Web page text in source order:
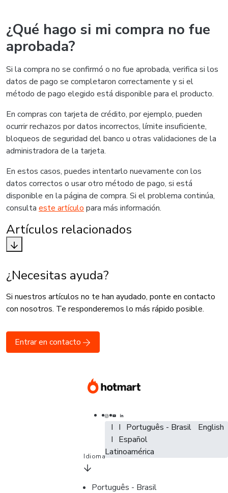
¿Qué hago si mi compra no fue
aprobada?
Si la compra no se confirmó o no fue aprobada, verifica si los
datos de pago se completaron correctamente y si el
método de pago elegido está disponible para el producto.
En compras con tarjeta de crédito, por ejemplo, pueden
ocurrir rechazos por datos incorrectos, límite insuficiente,
bloqueos de seguridad del banco u otras validaciones de la
administradora de la tarjeta.
En estos casos, puedes intentarlo nuevamente con los
datos correctos o usar otro método de pago, si está
disponible en la página de compra. Si el problema continúa,
consulta este artículopara más información.
Artículos relacionados
¿Necesitas ayuda?
Si nuestros artículos no te han ayudado, ponte en contacto
con nosotros. Te responderemos lo más rápido posible.
Entrar en contacto
Português - Brasil
English
Español - España
Latinoamérica
Português - Brasil
English
Español
Português - Brasil
Idioma
Português - Brasil